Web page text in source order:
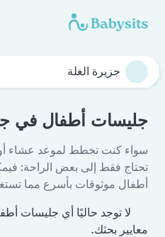
جليسات أطفال في
سواء كنت تخطط لموعد عشاء أو
تحتاج فقط إلى بعض الراحة:
أطفال موثوقات بأسرع مما
لا توجد حاليًا أي جليسات
معايير بحثك.